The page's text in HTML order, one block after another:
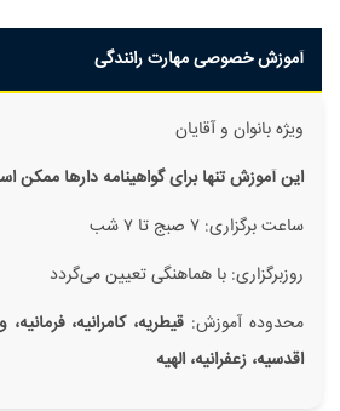
آموزش خصوصی مهارت رانندگی
ویژه بانوان و آقایان
این آموزش تنها برای گواهینامه دار‌ها ممکن
ساعت برگزاری: ۷ صبج تا ۷ شب
روزبرگزاری: با هماهنگی تعیین می‌گردد
محدوده آموزش: قیطریه، کامرانیه،
اقدسیه، زعفرانیه، الهیه